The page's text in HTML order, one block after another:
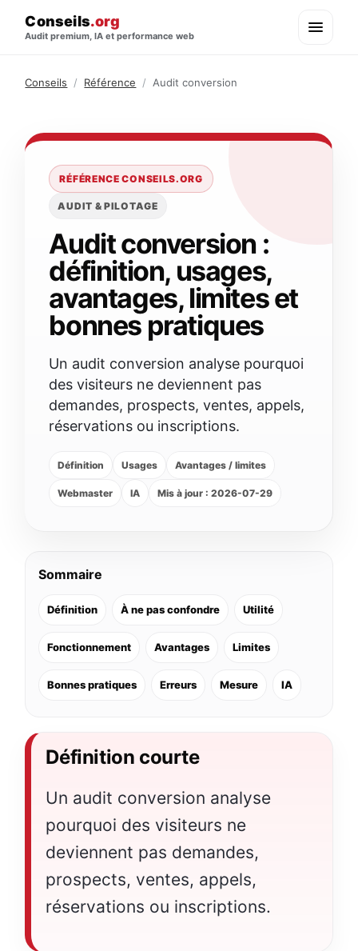
Conseils.org
Audit premium, IA et performance web
Conseils / Référence / Audit conversion
RÉFÉRENCE CONSEILS.ORG
AUDIT & PILOTAGE
Audit conversion :
définition, usages,
avantages, limites et
bonnes pratiques
Un audit conversion analyse pourquoi
des visiteurs ne deviennent pas
demandes, prospects, ventes, appels,
réservations ou inscriptions.
Définition Usages Avantages / limites
Webmaster IA Mis à jour : 2026-07-29
Sommaire
Définition À ne pas confondre Utilité
Fonctionnement Avantages Limites
Bonnes pratiques Erreurs Mesure IA
Définition courte
Un audit conversion analyse
pourquoi des visiteurs ne
deviennent pas demandes,
prospects, ventes, appels,
réservations ou inscriptions.